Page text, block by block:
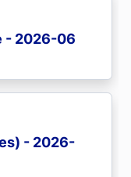
- 2026-06
- 2026-